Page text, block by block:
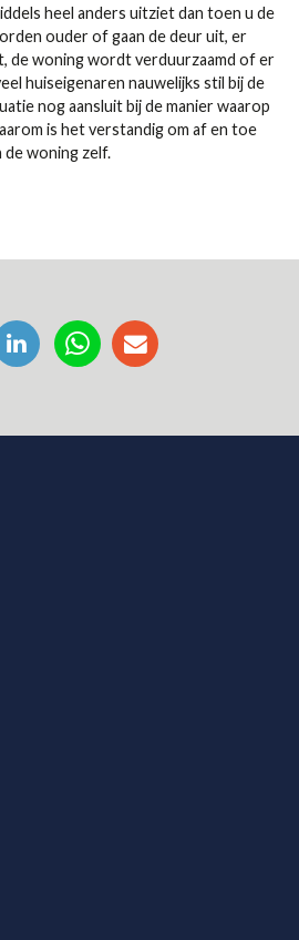
heel anders uitziet dan toen u de
ouder of gaan de deur uit, er
de woning wordt verduurzaamd of er
huiseigenaren nauwelijks stil bij de
nog aansluit bij de manier waarop
is het verstandig om af en toe
de woning zelf.